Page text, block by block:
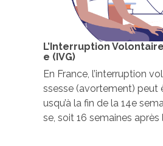
L’Interruption
e (IVG)
En France, l’interruption
ssesse (avortement) peut
usqu’à la fin de la 14e
se, soit 16 semaines après